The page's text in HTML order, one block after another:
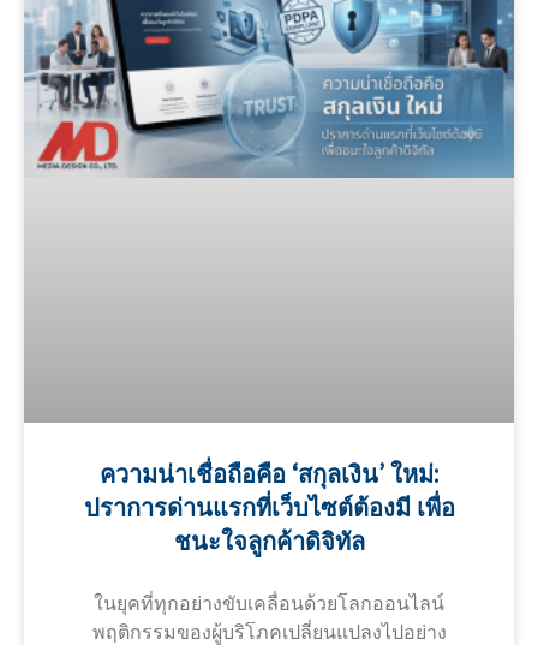
ความน่าเชื่อถือคือ ‘สกุลเงิน’ ใหม่:
ปราการด่านแรกที่เว็บไซต์ต้องมี เพื่อ
ชนะใจลูกค้าดิจิทัล
ในยุคที่ทุกอย่างขับเคลื่อนด้วยโลกออนไลน์
พฤติกรรมของผู้บริโภคเปลี่ยนแปลงไปอย่าง